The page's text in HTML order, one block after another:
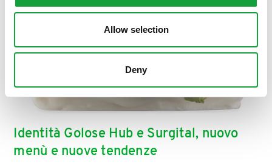
Allow selection
Deny
Identità Golose Hub e Surgital, nuovo
menù e nuove tendenze